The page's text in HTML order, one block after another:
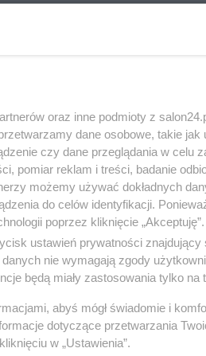
obronie
do obrony hejtera z
Że mówi o panu i
zainteresowaniu
oraz inne podmioty z
dane osobowe, takie jak
czy dane przeglądania w celu
pomiar reklam i treści, badanie
możemy używać dokładnych
do celów identyfikacji.
poprzez kliknięcie
ustawień prywatności
nie wymagają zgody
będą miały zastosowania tylko na
abyś mógł świadomie i
dotyczące przetwarzania
w „Ustawienia”.